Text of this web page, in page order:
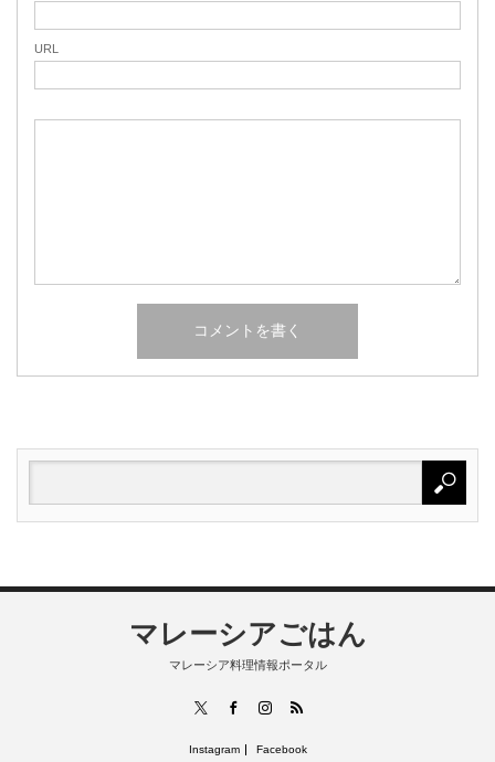
URL
マレーシアごはん
マレーシア料理情報ポータル
FacebookInstagram
RSS
Instagram Facebook